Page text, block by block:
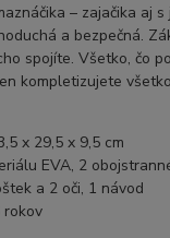
– zajačika aj
a bezpečná.
spojíte. Všetko, čo
kompletizujete
x 29,5 x 9,5 cm
EVA, 2
a 2 oči, 1 návod
rokov